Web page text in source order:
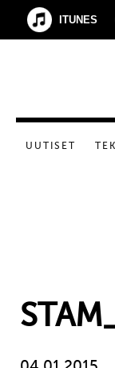
ITUNES
UUTISET